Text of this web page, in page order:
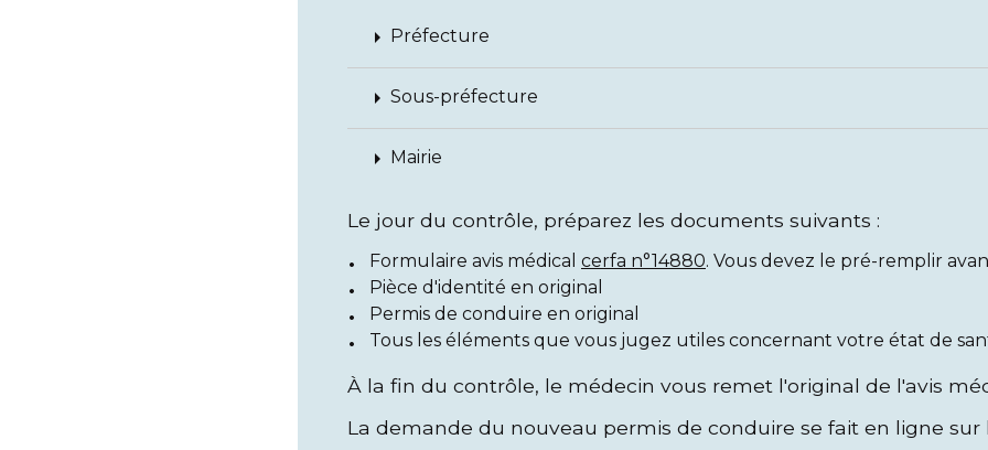
arrow_right Préfecture
arrow_right Sous-préfecture
arrow_right Mairie
Le jour du contrôle, préparez les documents suivants :
Formulaire avis médical cerfa n°14880. Vous devez le pré-remplir
Pièce d'identité en original
Permis de conduire en original
Tous les éléments que vous jugez utiles concernant votre état de
À la fin du contrôle, le médecin vous remet l'original de l'avis
La demande du nouveau permis de conduire se fait en ligne sur